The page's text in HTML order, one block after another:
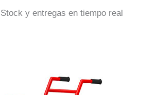
y entregas en tiempo real